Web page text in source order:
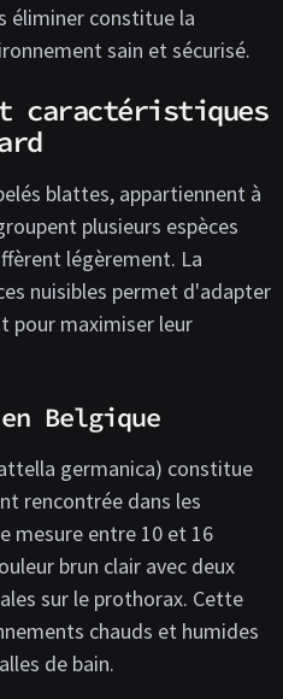
éliminer constitue la
sain et sécurisé.
caractéristiques
blattes, appartiennent à
plusieurs espèces
légèrement. La
nuisibles permet d'adapter
pour maximiser leur
en Belgique
germanica) constitue
rencontrée dans les
mesure entre 10 et 16
brun clair avec deux
sur le prothorax. Cette
chauds et humides
de bain.